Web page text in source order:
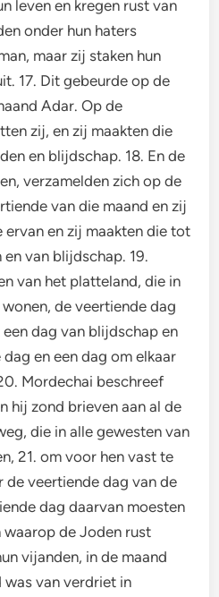
leven en kregen rust van
onder hun haters
maar zij staken hun
17. Dit gebeurde op de
Adar. Op de
zij, en zij maakten die
en blijdschap. 18. En de
verzamelden zich op de
van die maand en zij
en zij maakten die tot
van blijdschap. 19.
van het platteland, die in
de veertiende dag
dag van blijdschap en
en een dag om elkaar
Mordechai beschreef
hij zond brieven aan al de
die in alle gewesten van
21. om voor hen vast te
de veertiende dag van de
dag daarvan moesten
waarop de Joden rust
vijanden, in de maand
van verdriet in